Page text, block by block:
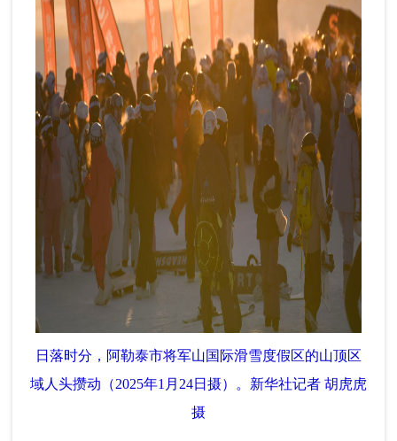
日落时分，阿勒泰市将军山国际滑雪度假区的山顶区
域人头攒动（2025年1月24日摄）。新华社记者 胡虎虎
摄